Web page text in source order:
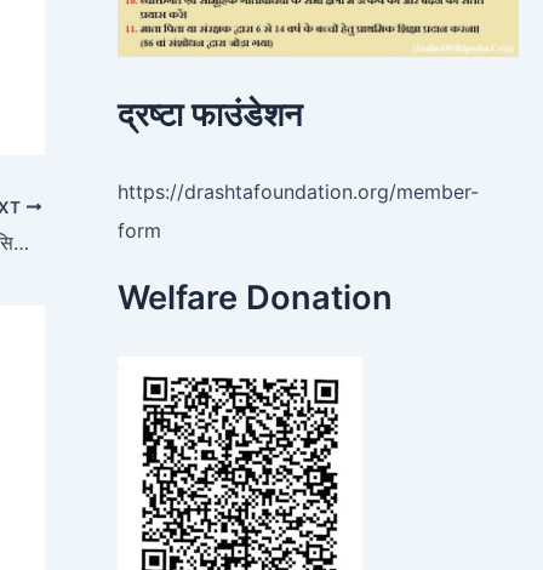
मंगलवार को मनाई जाएगी ईद, PM नरेंद्र मोदी ने देशवासियों को ईद-उल-फितर की दी बधाई
द्रष्टा फाउंडेशन
https://drashtafoundation.org/member-
form
Welfare Donation